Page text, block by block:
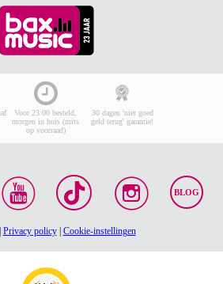
Voor 23:00 besteld,
morgen in huis (mits
op voorraad)
30 dagen 'niet goed
geld terug' garantie!
BLOG
Privacy policy| Cookie-instellingen